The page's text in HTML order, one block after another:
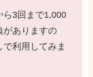
ら3回まで1,000
がありますの
利用してみま